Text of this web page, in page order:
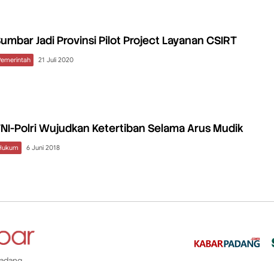
Jadi Provinsi Pilot Project Layanan CSIRT
21 Juli 2020
Polri Wujudkan Ketertiban Selama Arus Mudik
6 Juni 2018